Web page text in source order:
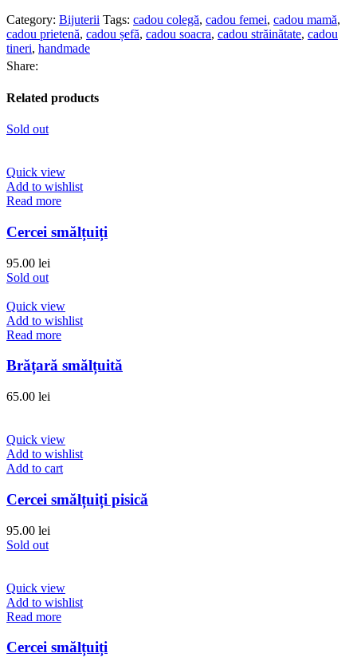
Category: Bijuterii Tags: cadou colegă, cadou femei, cadou mamă,
cadou prietenă, cadou șefă, cadou soacra, cadou străinătate, cadou
tineri, handmade
Share:
Related products
Sold out
Quick view
Add to wishlist
Read more
Cercei smălțuiți
95.00 lei
Sold out
Quick view
Add to wishlist
Read more
Brățară smălțuită
65.00 lei
Quick view
Add to wishlist
Add to cart
Cercei smălțuiți pisică
95.00 lei
Sold out
Quick view
Add to wishlist
Read more
Cercei smălțuiți